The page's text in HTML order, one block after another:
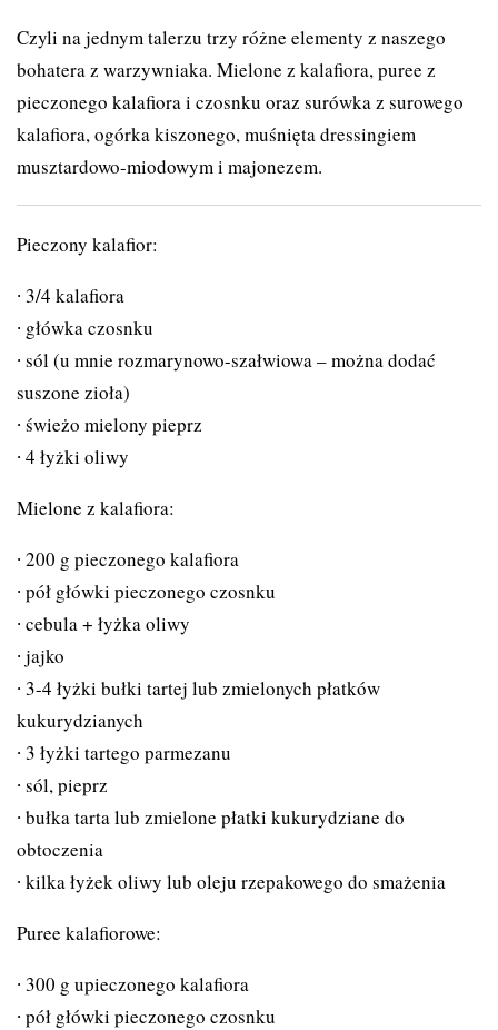
Czyli na jednym talerzu trzy różne elementy z naszego
bohatera z warzywniaka. Mielone z kalafiora, puree z
pieczonego kalafiora i czosnku oraz surówka z surowego
kalafiora, ogórka kiszonego, muśnięta dressingiem
musztardowo-miodowym i majonezem.
Pieczony kalafior:
3/4 kalafiora
główka czosnku
sól (u mnie rozmarynowo-szałwiowa – można dodać
suszone zioła)
świeżo mielony pieprz
4 łyżki oliwy
Mielone z kalafiora:
200 g pieczonego kalafiora
pół główki pieczonego czosnku
cebula + łyżka oliwy
jajko
3-4 łyżki bułki tartej lub zmielonych płatków
kukurydzianych
3 łyżki tartego parmezanu
sól, pieprz
bułka tarta lub zmielone płatki kukurydziane do
obtoczenia
kilka łyżek oliwy lub oleju rzepakowego do smażenia
Puree kalafiorowe:
300 g upieczonego kalafiora
pół główki pieczonego czosnku